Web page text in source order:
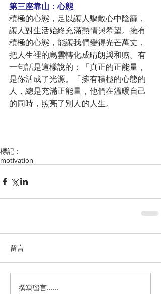
第三座靠山：心態
積極的心態，足以讓人驅散心中陰霾，
讓人對生活始終充滿熱情與希望。擁有
積極的心態，能讓我們變得光芒萬丈，
把人生裡的烏雲轉化成晴朗與和煦。有
一句話是這樣說的：「真正的正能量，
是你活成了光源。「擁有積極的心態的
人，總是充滿正能量，他們在溫暖自己
的同時，照亮了別人的人生。
標記：
motivation
留言
撰寫留言......